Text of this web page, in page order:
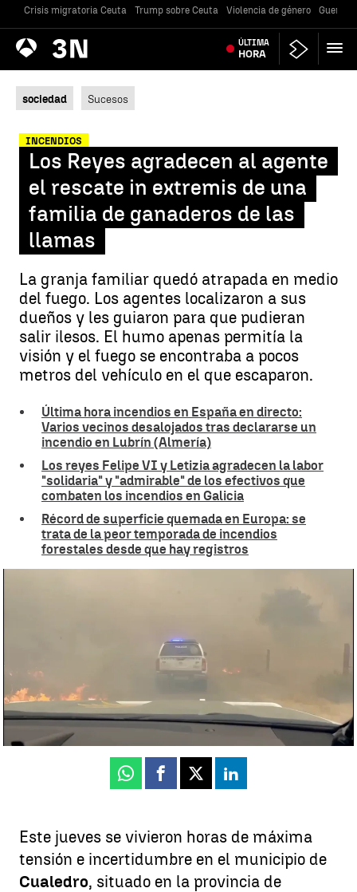
Crisis migratoria Ceuta Trump sobre Ceuta Violencia de género Guerra
Antena
3 Noticias ÚLTIMA
HORA
sociedad Sucesos
INCENDIOS
Los Reyes agradecen al agente
el rescate in extremis de una
familia de ganaderos de las
llamas
La granja familiar quedó atrapada en medio
del fuego. Los agentes localizaron a sus
dueños y les guiaron para que pudieran
salir ilesos. El humo apenas permitía la
visión y el fuego se encontraba a pocos
metros del vehículo en el que escaparon.
Última hora incendios en España en directo:
Varios vecinos desalojados tras declararse un
incendio en Lubrín (Almería)
Los reyes Felipe VI y Letizia agradecen la labor
"solidaria" y "admirable" de los efectivos que
combaten los incendios en Galicia
Récord de superficie quemada en Europa: se
trata de la peor temporada de incendios
forestales desde que hay registros
Antena 3 Noticias
Andrés Pantoja
Actualizado:29 de agosto de 2025, 09:02
Publicado:
29 de agosto de 2025, 08:44
Whatsapp
Facebook
X Linkedin
Este jueves se vivieron horas de máxima
tensión e incertidumbre en el municipio de
Cualedro, situado en la provincia de